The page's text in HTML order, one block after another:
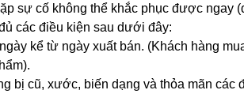
sự cố không thể khắc phục được ngay
các điều kiện sau dưới đây:
kể từ ngày xuất bán. (Khách hàng
bị cũ, xước, biến dạng và thỏa mãn các